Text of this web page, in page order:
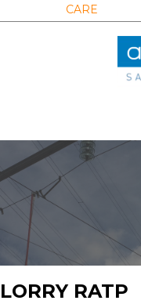
CARE
LORRY RATP